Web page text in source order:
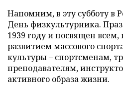
Напомним, в эту субботу в
День физкультурника.
1939 году и посвящен всем,
развитием массового
культуры – спортсменам,
преподавателям,
активного образа жизни.